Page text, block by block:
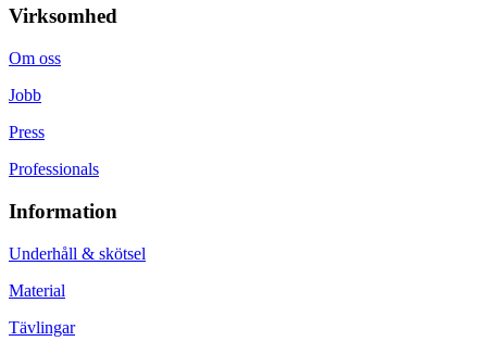
Virksomhed
Om oss
Jobb
Press
Professionals
Information
Underhåll & skötsel
Material
Tävlingar